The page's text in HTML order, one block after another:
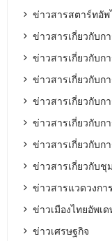
ข่าวสารสตาร์ทอัพ
ข่าวสารเกี่ยวกับ
ข่าวสารเกี่ยวกับก
ข่าวสารเกี่ยวกับ
ข่าวสารเกี่ยวกับ
ข่าวสารเกี่ยวกับ
ข่าวสารเกี่ยวกับก
ข่าวสารเกี่ยวกับชุ
ข่าวสารแวดวงกา
ข่าวเมืองไทยอัพเ
ข่าวเศรษฐกิจ